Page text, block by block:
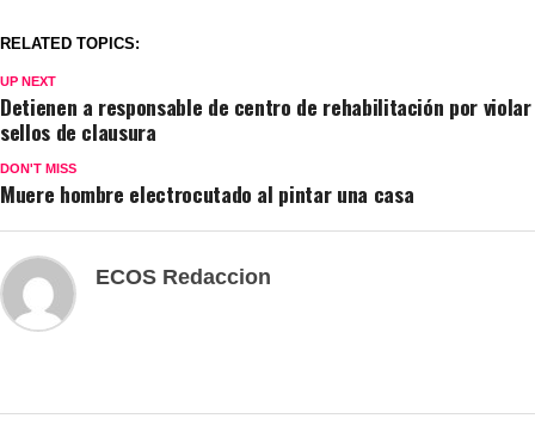
RELATED TOPICS:
UP NEXT
Detienen a responsable de centro de rehabilitación por violar
sellos de clausura
DON'T MISS
Muere hombre electrocutado al pintar una casa
ECOS Redaccion